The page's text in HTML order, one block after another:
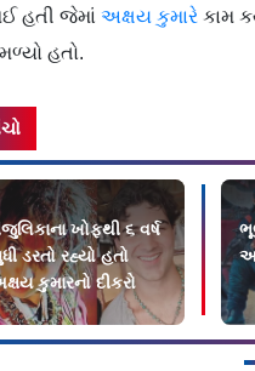
હતી જેમાં અક્ષય કુમારે કામ
હતો.
ખોફથી ૬ વર્ષ
ડરતો રહ્યો હતો
કુમારનો દીકરો